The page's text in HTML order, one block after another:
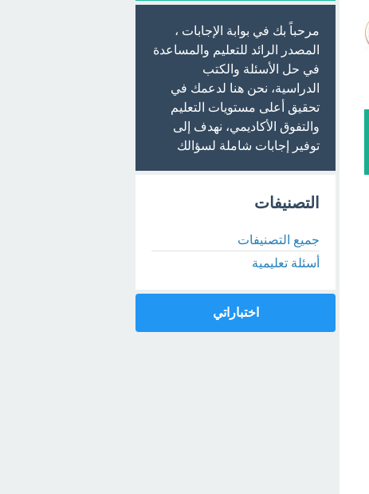
مرحباً بك في بوابة الإجابات ،
المصدر الرائد للتعليم والمساعدة
في حل الأسئلة والكتب
الدراسية، نحن هنا لدعمك في
تحقيق أعلى مستويات التعليم
والتفوق الأكاديمي، نهدف إلى
توفير إجابات شاملة لسؤالك
التصنيفات
جميع التصنيفات
أسئلة تعليمية
اختباراتي